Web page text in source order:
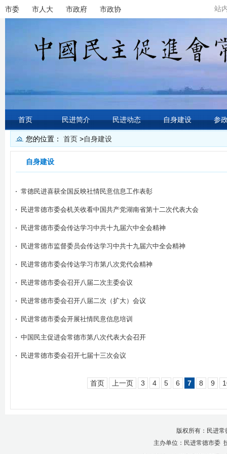
市委 市人大 市政府 市政协 站
首页 民进简介 民进动态 自身建设 参
您的位置： 首页 >自身建设
自身建设
常德民进喜获全国反映社情民意信息工作表彰
民进常德市委会机关收看中国共产党湖南省第十二次代表大会
民进常德市委会传达学习中共十九届六中全会精神
民进常德市监督委员会传达学习中共十九届六中全会精神
民进常德市委会传达学习市第八次党代会精神
民进常德市委会召开八届二次主委会议
民进常德市委会召开八届二次（扩大）会议
民进常德市委会开展社情民意信息培训
中国民主促进会常德市第八次代表大会召开
民进常德市委会召开七届十三次会议
首页 上一页 3 4 5 6 7 8 9
版权所有：民进
主办单位：民进常德市委